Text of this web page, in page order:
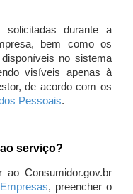
solicitadas durante a
bem como os
no sistema
visíveis apenas à
de acordo com os
Pessoais.
serviço?
Consumidor.gov.br
, preencher o